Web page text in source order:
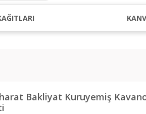
Bakliyat Kuruyemiş